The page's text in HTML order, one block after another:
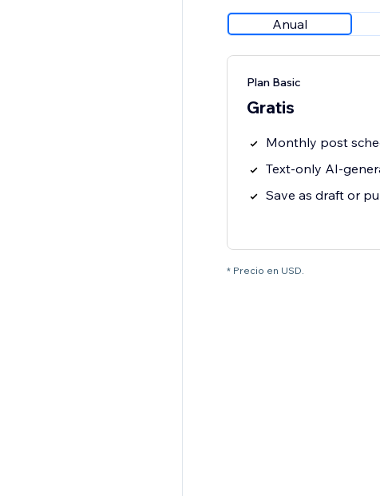
Anual
Plan Basic
Gratis
Monthly post
Text-only AI-
Save as draft or
* Precio en USD.